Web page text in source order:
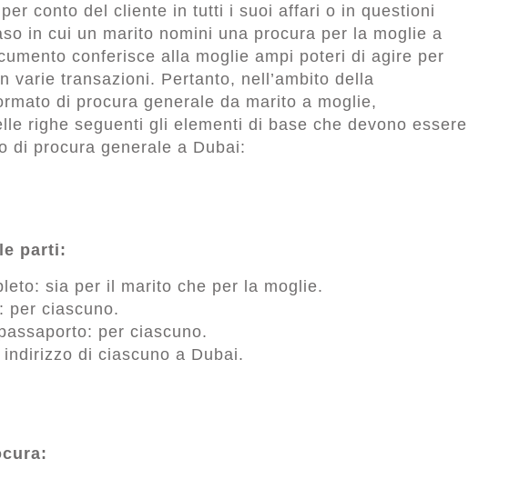
conto del cliente in tutti i suoi affari o in questioni
in cui un marito nomini una procura per la moglie a
conferisce alla moglie ampi poteri di agire per
varie transazioni. Pertanto, nell’ambito della
di procura generale da marito a moglie,
righe seguenti gli elementi di base che devono essere
di procura generale a Dubai:
parti:
sia per il marito che per la moglie.
per ciascuno.
per ciascuno.
indirizzo di ciascuno a Dubai.